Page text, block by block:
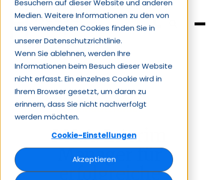
Besuchern auf dieser Website und anderen
Medien. Weitere Informationen zu den von
uns verwendeten Cookies finden Sie in
unserer Datenschutzrichtlinie.
Wenn Sie ablehnen, werden Ihre
Informationen beim Besuch dieser Website
nicht erfasst. Ein einzelnes Cookie wird in
Ihrem Browser gesetzt, um daran zu
erinnern, dass Sie nicht nachverfolgt
werden möchten.
Cookie-Einstellungen
Akzeptieren
Einsatzfelder
M&A: Interim
Manager für
erfolgreiche